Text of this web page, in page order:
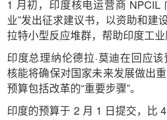
1 月初，印度核电运营商 NPCIL
业”发出征求建议书，以资助和建
拉特小型反应堆群，帮助印度工业
印度总理纳伦德拉·莫迪在回应该
核能将确保对国家未来发展做出
预算包括改革的“重要步骤”。
印度的预算于 2 月 1 日提交，比